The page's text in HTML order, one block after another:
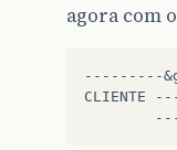
agora com
---------